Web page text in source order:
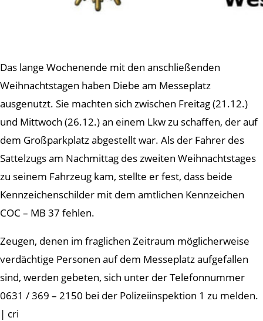
Das lange Wochenende mit den anschließenden
Weihnachtstagen haben Diebe am Messeplatz
ausgenutzt. Sie machten sich zwischen Freitag (21.12.)
und Mittwoch (26.12.) an einem Lkw zu schaffen, der auf
dem Großparkplatz abgestellt war. Als der Fahrer des
Sattelzugs am Nachmittag des zweiten Weihnachtstages
zu seinem Fahrzeug kam, stellte er fest, dass beide
Kennzeichenschilder mit dem amtlichen Kennzeichen
COC – MB 37 fehlen.
Zeugen, denen im fraglichen Zeitraum möglicherweise
verdächtige Personen auf dem Messeplatz aufgefallen
sind, werden gebeten, sich unter der Telefonnummer
0631 / 369 – 2150 bei der Polizeiinspektion 1 zu melden.
| cri